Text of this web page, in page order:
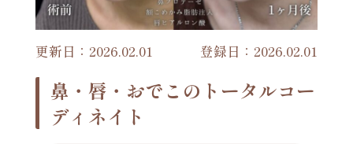
更新日：2026.02.01 登録日：2026.02.01
鼻・唇・おでこのトータルコー
ディネイト